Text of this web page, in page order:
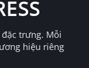
trưng. Mỗi
hiệu riêng